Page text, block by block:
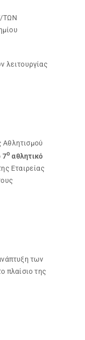
ΤΩΝ
λειτουργίας
Αθλητισμού
7ο αθλητικό
Εταιρείας
των
πλαίσιο της